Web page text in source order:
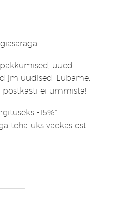
uued
jm uudised. Lubame,
ei ummista!
-15%*
teha üks väekas ost